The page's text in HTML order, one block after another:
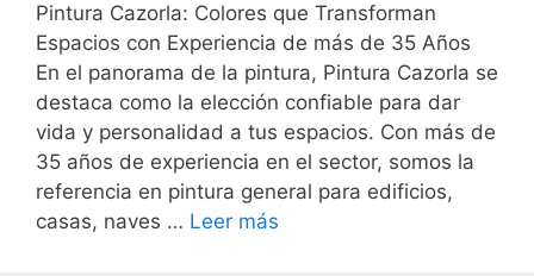
Pintura Cazorla: Colores que Transforman
Espacios con Experiencia de más de 35 Años
En el panorama de la pintura, Pintura Cazorla se
destaca como la elección confiable para dar
vida y personalidad a tus espacios. Con más de
35 años de experiencia en el sector, somos la
referencia en pintura general para edificios,
casas, naves … Leer más